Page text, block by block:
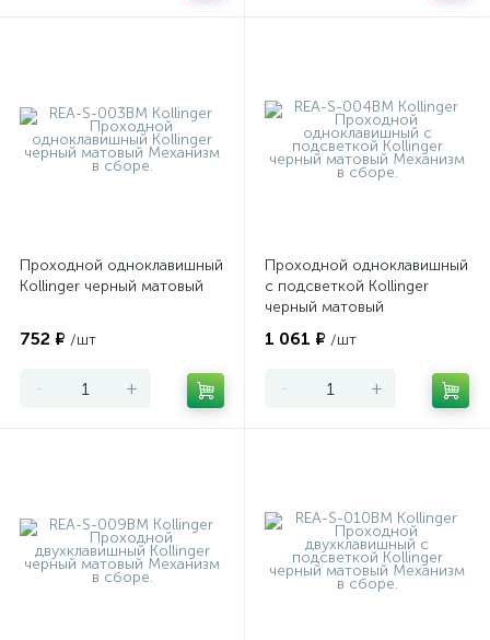
Проходной одноклавишный
Kollinger черный матовый
752 ₽ /шт
- +
Проходной одноклавишный
с подсветкой Kollinger
черный матовый
1 061 ₽ /шт
- +